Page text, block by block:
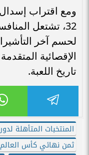
ومع اقتراب
32، تشتعل
لحسم آخر
الإقصائية
تاريخ اللعبة.
المنتخبات المتأهلة لدور 16
ثمن نهائي كأس العالم